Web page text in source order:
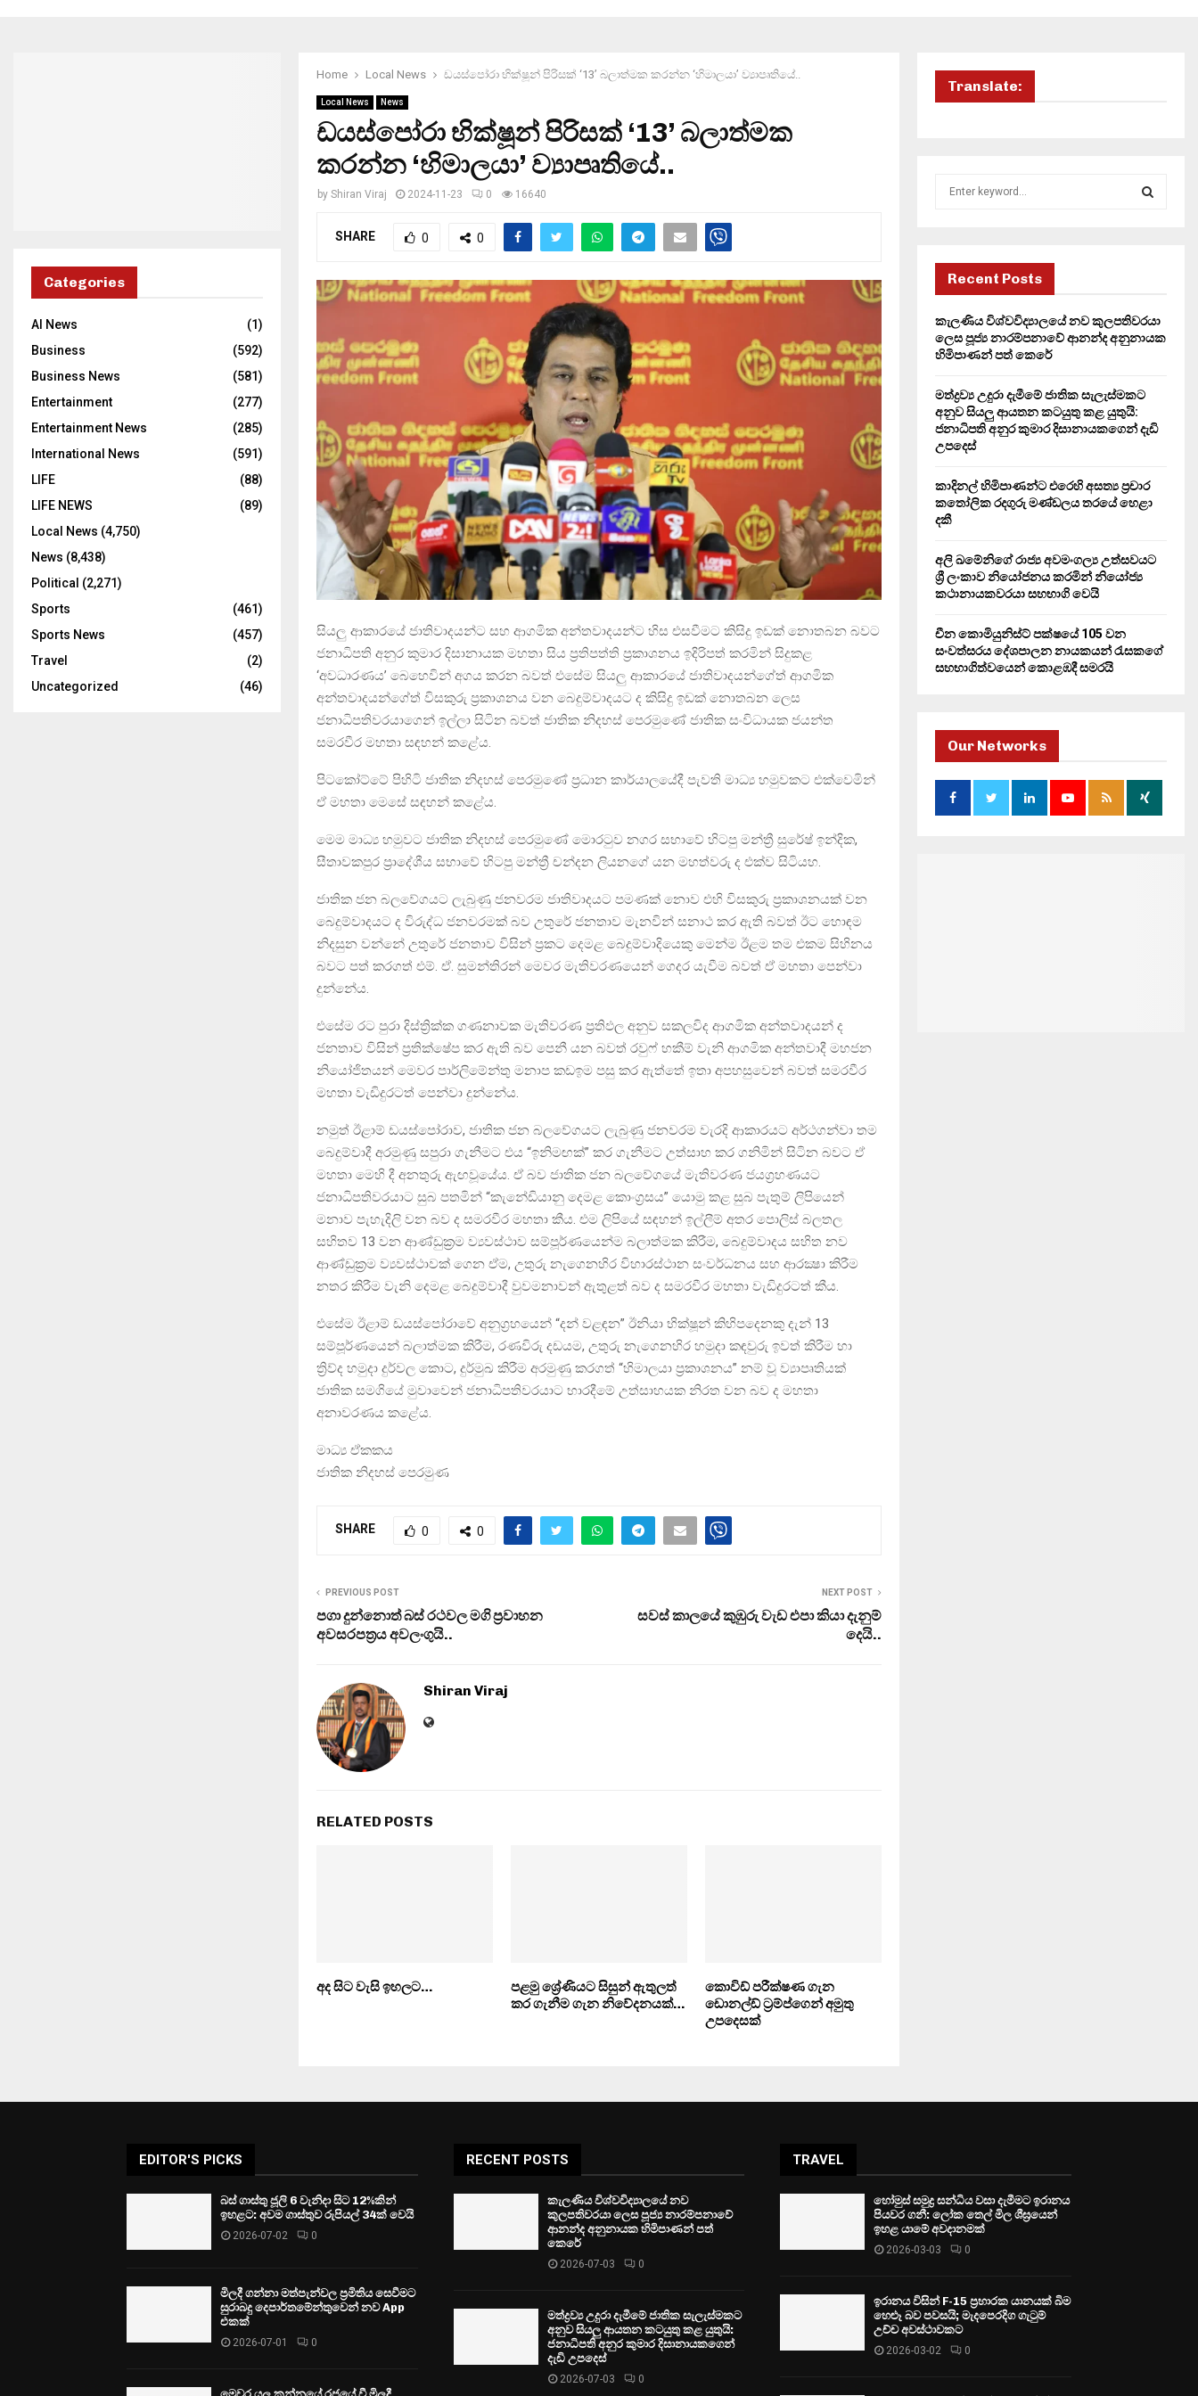
Home Local News ඩයස්‌පෝරා භික්ෂූන් පිරිසක් ‘13’ බලාත්මක කරන්න ‘හිමාලයා’ ව්‍යාපෘතියේ..
Local News News
ඩයස්‌පෝරා භික්ෂූන් පිරිසක් ‘13’ බලාත්මක
කරන්න ‘හිමාලයා’ ව්‍යාපෘතියේ..
by Shiran Viraj 2024-11-23 0 16640
SHARE 0 0
සියලු ආකාරයේ ජාතිවාදයන්ට සහ ආගමික අන්තවාදයන්ට හිස එසවීමට කිසිදු ඉඩක් නොතබන බවට
ජනාධිපති අනුර කුමාර දිසානායක මහතා සිය ප්‍රතිපත්ති ප්‍රකාශනය ඉදිරිපත් කරමින් සිදුකළ
‘අවධාරණය’ බෙහෙවින් අගය කරන බවත් එසේම සියලු ආකාරයේ ජාතිවාදයන්ගේත් ආගමික
අන්තවාදයන්ගේත් විසකුරු ප්‍රකාශනය වන බෙදුම්වාදයට ද කිසිදු ඉඩක් නොතබන ලෙස
ජනාධිපතිවරයාගෙන් ඉල්ලා සිටින බවත් ජාතික නිදහස් පෙරමුණේ ජාතික සංවිධායක ජයන්ත
සමරවීර මහතා සඳහන් කළේය.
පිටකෝට්ටේ පිහිටි ජාතික නිදහස් පෙරමුණේ ප්‍රධාන කාර්යාලයේදී පැවති මාධ්‍ය හමුවකට එක්වෙමින්
ඒ මහතා මෙසේ සඳහන් කළේය.
මෙම මාධ්‍ය හමුවට ජාතික නිදහස් පෙරමුණේ මොරටුව නගර සභාවේ හිටපු මන්ත්‍රී සුරේෂ් ඉන්දික,
සීතාවකපුර ප්‍රාදේශීය සභාවේ හිටපු මන්ත්‍රී චන්දන ලියනගේ යන මහත්වරු ද එක්ව සිටියහ.
ජාතික ජන බලවේගයට ලැබුණු ජනවරම ජාතිවාදයට පමණක් නොව එහි විසකුරු ප්‍රකාශනයක් වන
බෙදුම්වාදයට ද විරුද්ධ ජනවරමක් බව උතුරේ ජනතාව මැනවින් සනාථ කර ඇති බවත් ඊට හොඳම
නිදසුන වන්නේ උතුරේ ජනතාව විසින් ප්‍රකට දෙමළ බෙදුම්වාදියෙකු මෙන්ම ඊළම තම එකම සිහිනය
බවට පත් කරගත් එම්. ඒ. සුමන්තිරන් මෙවර මැතිවරණයෙන් ගෙදර යැවීම බවත් ඒ මහතා පෙන්වා
දුන්නේය.
එසේම රට පුරා දිස්ත්‍රික්ක ගණනාවක මැතිවරණ ප්‍රතිඵල අනුව සකලවිද ආගමික අන්තවාදයන් ද
ජනතාව විසින් ප්‍රතික්ෂේප කර ඇති බව පෙනී යන බවත් රවුෆ් හකීම් වැනි ආගමික අන්තවාදී මහජන
නියෝජිතයන් මෙවර පාර්ලිමේන්තු මනාප කඩඉම පසු කර ඇත්තේ ඉතා අපහසුවෙන් බවත් සමරවීර
මහතා වැඩිදුරටත් පෙන්වා දුන්නේය.
නමුත් ඊළාම් ඩයස්‌පෝරාව, ජාතික ජන බලවේගයට ලැබුණු ජනවරම වැරදි ආකාරයට අර්ථගන්වා තම
බෙදුම්වාදී අරමුණු සපුරා ගැනීමට එය “ඉනිමඟක්” කර ගැනීමට උත්සාහ කර ගනිමින් සිටින බවට ඒ
මහතා මෙහි දී අනතුරු ඇඟවූයේය. ඒ බව ජාතික ජන බලවේගයේ මැතිවරණ ජයග්‍රහණයට
ජනාධිපතිවරයාට සුබ පතමින් “කැනේඩියානු දෙමළ කොංග්‍රසය” යොමු කළ සුබ පැතුම් ලිපියෙන්
මනාව පැහැදිලි වන බව ද සමරවීර මහතා කීය. එම ලිපියේ සඳහන් ඉල්ලීම් අතර පොලිස් බලතල
සහිතව 13 වන ආණ්ඩුක්‍රම ව්‍යවස්ථාව සම්පූර්ණයෙන්ම බලාත්මක කිරීම, බෙදුම්වාදය සහිත නව
ආණ්ඩුක්‍රම ව්‍යවස්ථාවක් ගෙන ඒම, උතුරු නැගෙනහිර විහාරස්ථාන සංවර්ධනය සහ ආරක්‍ෂා කිරීම
නතර කිරීම වැනි දෙමළ බෙදුම්වාදී වුවමනාවන් ඇතුළත් බව ද සමරවීර මහතා වැඩිදුරටත් කීය.
එසේම ඊළාම් ඩයස්‌පෝරාවේ අනුග්‍රහයෙන් “දන් වළඳන” ඊනියා භික්ෂූන් කිහිපදෙනකු දැන් 13
සම්පූර්ණයෙන් බලාත්මක කිරීම, රණවිරු දඩයම, උතුරු නැගෙනහිර හමුදා කඳවුරු ඉවත් කිරීම හා
ත්‍රිව්ද හමුදා දුර්වල කොට, දුර්මුඛ කිරීම අරමුණු කරගත් “හිමාලයා ප්‍රකාශනය” නම් වූ ව්‍යාපෘතියක්
ජාතික සමගියේ මුවාවෙන් ජනාධිපතිවරයාට භාරදීමේ උත්සාහයක නිරත වන බව ද මහතා
අනාවරණය කළේය.
මාධ්‍ය ඒකකය
ජාතික නිදහස් පෙරමුණ
SHARE 0 0
PREVIOUS POST
පගා දුන්නොත් බස් රථවල මගි ප්‍රවාහන
අවසරපත්‍රය අවලංගුයි..
NEXT POST
සවස් කාලයේ කුඹුරු වැඩ එපා කියා දැනුම්
දෙයි..
Shiran Viraj
RELATED POSTS
අද සිට වැසි ඉහලට…
පළමු ශ්‍රේණියට සිසුන් ඇතුලත්
කර ගැනීම ගැන නිවේදනයක්…
කොවිඩ් පරීක්ෂණ ගැන
ඩොනල්ඩ් ට්‍රම්ප්ගෙන් අමුතු
උපදෙසක්
Categories
AI News
(1)
Business
(592)
Business News
(581)
Entertainment
(277)
Entertainment News
(285)
International News
(591)
LIFE
(88)
LIFE NEWS
(89)
Local News (4,750)
News (8,438)
Political (2,271)
Sports
(461)
Sports News
(457)
Travel
(2)
Uncategorized
(46)
Translate:
f
r
:
R
Recent Posts
කැලණිය විශ්වවිද්‍යාලයේ නව කුලපතිවරයා
ලෙස පූජ්‍ය නාරම්පනාවේ ආනන්ද අනුනායක
හිමිපාණන් පත් කෙරේ
මත්ද්‍රව්‍ය උදුරා දැමීමේ ජාතික සැලැස්මකට
අනුව සියලු ආයතන කටයුතු කළ යුතුයි:
ජනාධිපති අනුර කුමාර දිසානායකගෙන් දැඩි
උපදෙස්
කාදිනල් හිමිපාණන්ට එරෙහි අසත්‍ය ප්‍රචාර
කතෝලික රදගුරු මණ්ඩලය තරයේ හෙළා
දකී
අලි ඛමේනිගේ රාජ්‍ය අවමංගල්‍ය උත්සවයට
ශ්‍රී ලංකාව නියෝජනය කරමින් නියෝජ්‍ය
කථානායකවරයා සහභාගි වෙයි
චීන කොමියුනිස්ට් පක්ෂයේ 105 වන
සංවත්සරය දේශපාලන නායකයන් රැසකගේ
සහභාගිත්වයෙන් කොළඹදී සමරයි
Our Networks
EDITOR'S PICKS
බස් ගාස්තු ජූලි 6 වැනිදා සිට 12%කින්
ඉහළට: අවම ගාස්තුව රුපියල් 34ක් වෙයි
2026-07-02 0
මිලදී ගන්නා මත්පැන්වල ප්‍රමිතිය සෙවීමට
සුරාබදු දෙපාර්තමේන්තුවෙන් නව App
එකක්
2026-07-01 0
RECENT POSTS
කැලණිය විශ්වවිද්‍යාලයේ නව
කුලපතිවරයා ලෙස පූජ්‍ය නාරම්පනාවේ
ආනන්ද අනුනායක හිමිපාණන් පත්
කෙරේ
2026-07-03 0
මත්ද්‍රව්‍ය උදුරා දැමීමේ ජාතික සැලැස්මකට
අනුව සියලු ආයතන කටයුතු කළ යුතුයි:
ජනාධිපති අනුර කුමාර දිසානායකගෙන්
දැඩි උපදෙස්
2026-07-03 0
TRAVEL
හෝමුස් සමුද්‍ර සන්ධිය වසා දැමීමට ඉරානය
පියවර ගනී: ලෝක තෙල් මිල ශීඝ්‍රයෙන්
ඉහළ යාමේ අවදානමක්
2026-03-03 0
ඉරානය විසින් F-15 ප්‍රහාරක යානයක් බිම
හෙළූ බව පවසයි; මැදපෙරදිග ගැටුම්
උච්ච අවස්ථාවකට
2026-03-02 0